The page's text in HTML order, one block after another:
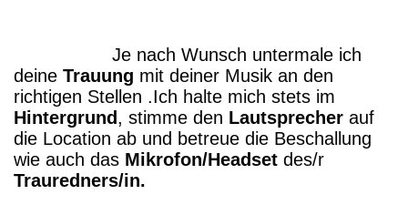
Je nach Wunsch untermale ich
deine Trauung mit deiner Musik an den
richtigen Stellen .Ich halte mich stets im
Hintergrund, stimme den Lautsprecher auf
die Location ab und betreue die Beschallung
wie auch das Mikrofon/Headset des/r
Trauredners/in.